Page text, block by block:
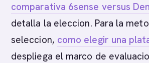
comparativa 6sense versus
detalla la eleccion. Para la
seleccion, como elegir una
despliega el marco de